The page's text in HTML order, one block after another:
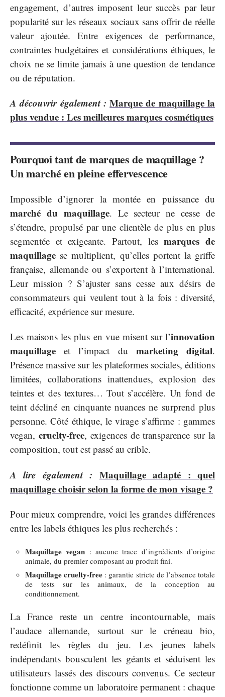
engagement, d’autres imposent leur succès par leur
popularité sur les réseaux sociaux sans offrir de réelle
valeur ajoutée. Entre exigences de performance,
contraintes budgétaires et considérations éthiques, le
choix ne se limite jamais à une question de tendance
ou de réputation.
A découvrir également : Marque de maquillage la
plus vendue : Les meilleures marques cosmétiques
Pourquoi tant de marques de maquillage ?
Un marché en pleine effervescence
Impossible d’ignorer la montée en puissance du
marché du maquillage. Le secteur ne cesse de
s’étendre, propulsé par une clientèle de plus en plus
segmentée et exigeante. Partout, lesmarques de
maquillage se multiplient, qu’elles portent la griffe
française, allemande ou s’exportent à l’international.
Leur mission ? S’ajuster sans cesse aux désirs de
consommateurs qui veulent tout à la fois : diversité,
efficacité, expérience sur mesure.
Les maisons les plus en vue misent sur l’innovation
maquillage et l’impact du marketing digital.
Présence massive sur les plateformes sociales, éditions
limitées, collaborations inattendues, explosion des
teintes et des textures… Tout s’accélère. Un fond de
teint décliné en cinquante nuances ne surprend plus
personne. Côté éthique, le virage s’affirme : gammes
vegan, cruelty-free, exigences de transparence sur la
composition, tout est passé au crible.
A lire également : Maquillage adapté : quel
maquillage choisir selon la forme de mon visage ?
Pour mieux comprendre, voici les grandes différences
entre les labels éthiques les plus recherchés :
Maquillage vegan : aucune trace d’ingrédients d’origine
animale, du premier composant au produit fini.
Maquillage cruelty-free : garantie stricte de l’absence totale
de tests sur les animaux, de la conception au
conditionnement.
La France reste un centre incontournable, mais
l’audace allemande, surtout sur le créneau bio,
redéfinit les règles du jeu. Les jeunes labels
indépendants bousculent les géants et séduisent les
utilisateurs lassés des discours convenus. Ce secteur
fonctionne comme un laboratoire permanent : chaque